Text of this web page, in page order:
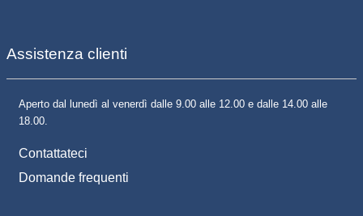
Assistenza clienti
Aperto dal lunedì al venerdì dalle 9.00 alle 12.00 e dalle 14.00 alle
18.00.
Contattateci
Domande frequenti